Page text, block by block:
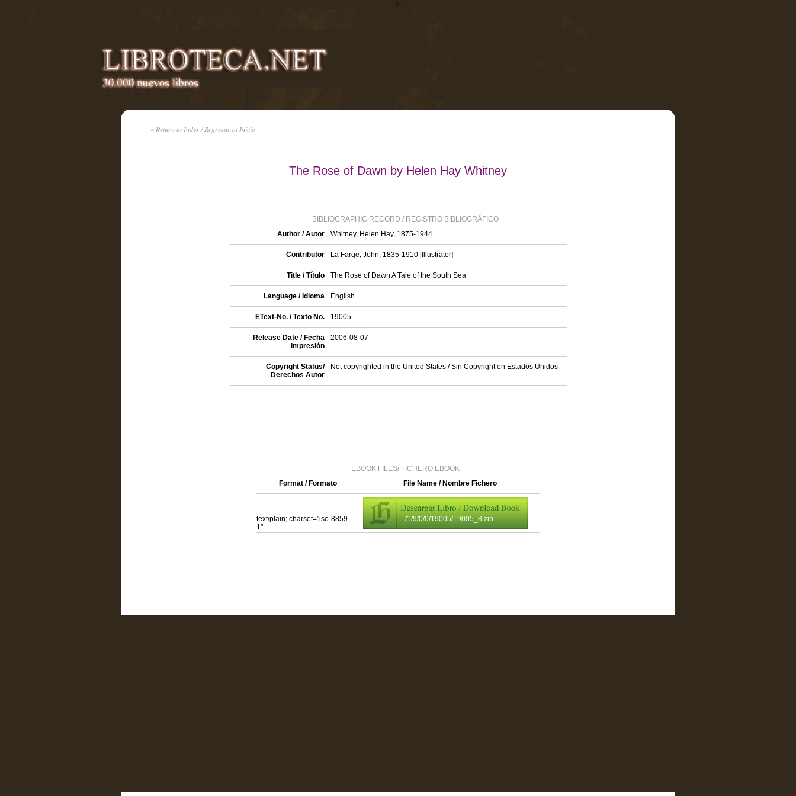
>
« Return to Index / Regresar al Inicio
The Rose of Dawn by Helen Hay Whitney
BIBLIOGRAPHIC RECORD / REGISTRO BIBLIOGRÁFICO
Author / Autor
Whitney, Helen Hay, 1875-1944
Contributor La Farge, John, 1835-1910 [Illustrator]
Title / Título The Rose of Dawn A Tale of the South Sea
Language / Idioma English
EText-No. / Texto No. 19005
Release Date / Fecha
impresión
2006-08-07
Copyright Status/
Derechos Autor
Not copyrighted in the United States / Sin Copyright en Estados Unidos
EBOOK FILES/ FICHERO EBOOK
Format / Formato
File Name / Nombre Fichero
text/plain; charset="iso-8859-
1"
/1/9/0/0/19005/19005_8.zip